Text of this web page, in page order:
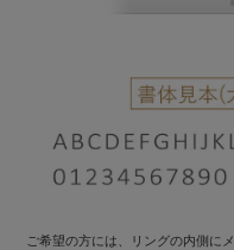
ご希望の方には、リングの内側に